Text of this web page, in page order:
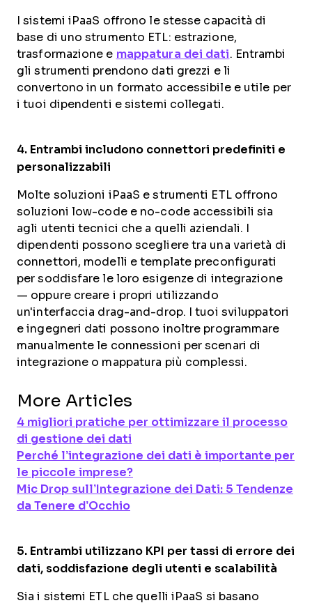
I sistemi iPaaS offrono le stesse capacità di
base di uno strumento ETL: estrazione,
trasformazione e mappatura dei dati. Entrambi
gli strumenti prendono dati grezzi e li
convertono in un formato accessibile e utile per
i tuoi dipendenti e sistemi collegati.
4. Entrambi includono connettori predefiniti e
personalizzabili
Molte soluzioni iPaaS e strumenti ETL offrono
soluzioni low-code e no-code accessibili sia
agli utenti tecnici che a quelli aziendali. I
dipendenti possono scegliere tra una varietà di
connettori, modelli e template preconfigurati
per soddisfare le loro esigenze di integrazione
— oppure creare i propri utilizzando
un'interfaccia drag-and-drop. I tuoi sviluppatori
e ingegneri dati possono inoltre programmare
manualmente le connessioni per scenari di
integrazione o mappatura più complessi.
More Articles
4 migliori pratiche per ottimizzare il processo
di gestione dei dati
Perché l’integrazione dei dati è importante per
le piccole imprese?
Mic Drop sull’Integrazione dei Dati: 5 Tendenze
da Tenere d’Occhio
5. Entrambi utilizzano KPI per tassi di errore dei
dati, soddisfazione degli utenti e scalabilità
Sia i sistemi ETL che quelli iPaaS si basano